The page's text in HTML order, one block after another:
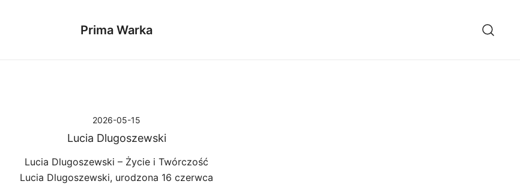
Prima Warka
2026-05-15
Lucia Dlugoszewski
Lucia Dlugoszewski – Życie i Twórczość
Lucia Dlugoszewski, urodzona 16 czerwca